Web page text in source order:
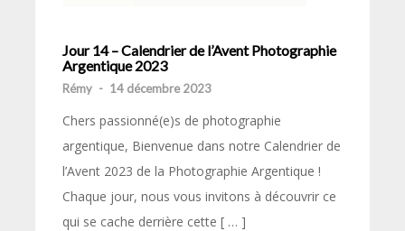
Jour 14 – Calendrier de l’Avent Photographie
Argentique 2023
Rémy - 14 décembre 2023
Chers passionné(e)s de photographie
argentique, Bienvenue dans notre Calendrier de
l’Avent 2023 de la Photographie Argentique !
Chaque jour, nous vous invitons à découvrir ce
qui se cache derrière cette [ … ]